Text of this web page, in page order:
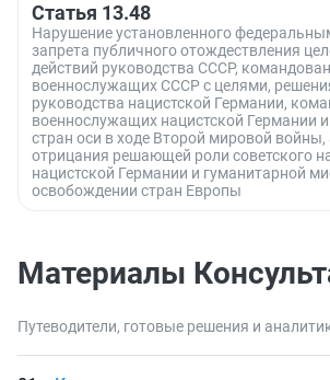
Статья 13.48
Нарушение установленного
запрета публичного отождествления
действий руководства СССР,
военнослужащих СССР с целями,
руководства нацистской Германии,
военнослужащих нацистской Германии
стран оси в ходе Второй мировой войны,
отрицания решающей роли советского
нацистской Германии и гуманитарной
освобождении стран Европы
Материалы
Путеводители, готовые решения и